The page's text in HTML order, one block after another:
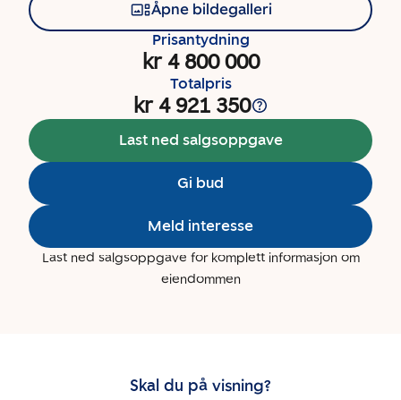
Åpne bildegalleri
Prisantydning
kr 4 800 000
Totalpris
kr 4 921 350
Last ned salgsoppgave
Gi bud
Meld interesse
Last ned salgsoppgave for komplett informasjon om
eiendommen
Skal du på visning?